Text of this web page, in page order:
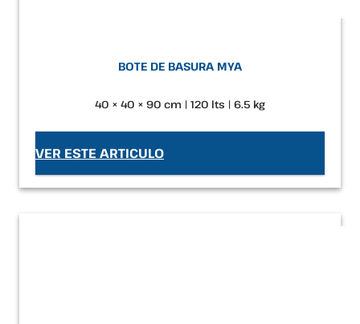
BOTE DE BASURA MYA
40 × 40 × 90 cm | 120 lts | 6.5 kg
VER ESTE ARTICULO